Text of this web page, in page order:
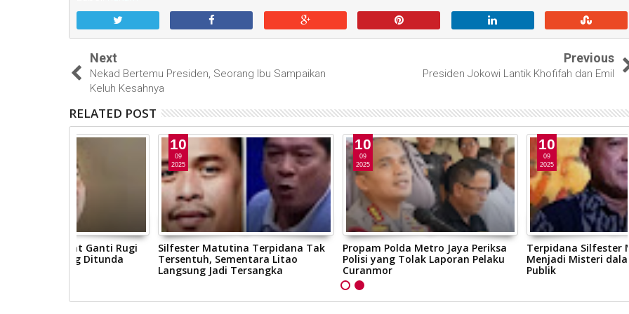
Next
Nekad Bertemu Presiden, Seorang Ibu Sampaikan
Keluh Kesahnya
Previous
Presiden Jokowi Lantik Khofifah dan Emil
RELATED POST
Silfester Matutina Terpidana Tak
Tersentuh, Sementara Litao
Langsung Jadi Tersangka
10
09
Propam Polda Metro Jaya Periksa
Polisi yang Tolak Laporan Pelaku
Curanmor
10
09
Terpidana Silfester Matutina
Menjadi Misteri dalam Sorotan